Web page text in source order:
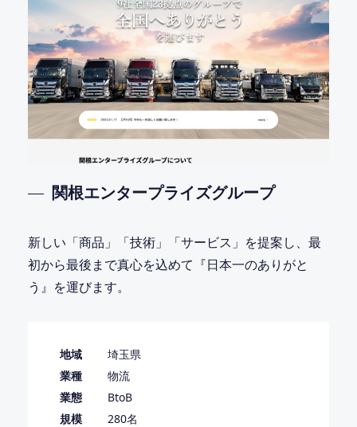
関根エンタープライズグループ
新しい「商品」「技術」「サービス」を提案し、最
初から最後まで真心を込めて『日本一のありがと
う』を運びます。
地域
埼玉県
業種
物流
業態
BtoB
規模
280名